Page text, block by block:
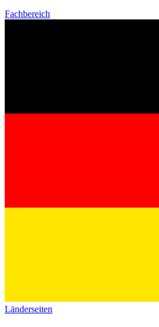
Fachbereich
Länderseiten